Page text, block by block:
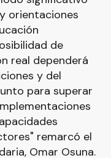
orientaciones
de
real dependerá
y del
para superar
remarcó el
Omar Osuna.